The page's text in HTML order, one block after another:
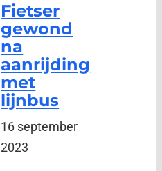
Fietser
gewond
na
aanrijding
met
lijnbus
16 september
2023